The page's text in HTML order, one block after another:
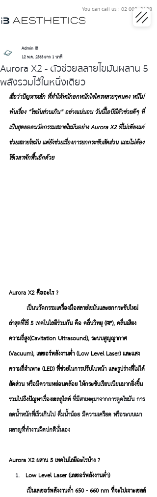
You can call us : 02 002 3128
Aurora X2 - ตัวช่วยสลายไขมันผสาน 5
พลังรวมไว้ในหนึ่งเดียว
Admin IB
12 พ.ค. 2563ยาว 1 นาที
เชื่อว่าปัญหาหลัก ที่ทำให้หนักอกหนักใจใครหลายๆคนคง หนีไม่
พ้นเรื่อง “ไขมันส่วนเกิน” อย่างเเน่นอน วันนี้ไอบีมีตัวช่วยดีๆ ที่
เป็นสุดยอดนวัตกรรมสลายไขมันอย่าง Aurora X2 ที่ไม่เพียงเเค่
ช่วยสลายไขมัน แต่ยังช่วยเรื่องการยกกระชับสัดส่วน แถมไม่ต้อง
ใช้เวลาพักฟื้นอีกด้วย
Aurora X2 คืออะไร ?
ล่าสุดที่ใช้ 5 เทคโนโลยีร่วมกัน คือ คลื่นวิทยุ (RF), คลื่นเสียง
ความถี่สูง(Cavitation UItrasound), ระบบสูญญากาศ
(Vacuum), เลเซอร์พลังงานต่ำ (Low Level Laser) และแสง
ความถี่จำเพาะ (LED) ที่ช่วยในการปรับใบหน้า และรูปร่างที่ไม่ได้
สัดส่วน หรือมีความหย่อนคล้อย ให้กระชับเรียบเนียนมากยิ่งขึ้น
รวมไปถึงปัญหาเรื่องเซลลูไลท์ ที่มีสาเหตุมาจากการดูดไขมัน การ
ลดน้ำหนักที่เร็วเกินไป ดื่มน้ำน้อย มีความเครียด หรือระบบเผา
ผลาญที่ทำงานผิดปกตินั่นเอง
Aurora X2 ผสาน 5 เทคโนโลยีอะไรบ้าง ?
Low Level Laser (เลเซอร์พลังงานต่ำ)
         เป็นเลเซอร์พลังงานต่ำ
650 - 660 nm ที่จะไปเจาะเซลล์